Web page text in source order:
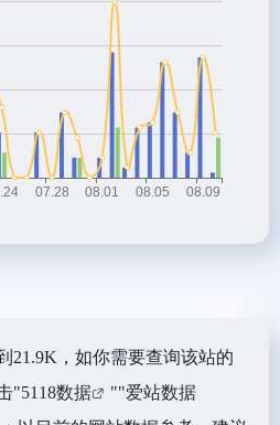
21.9K，如你需要查询该站的
"5118数据 ""爱站数据